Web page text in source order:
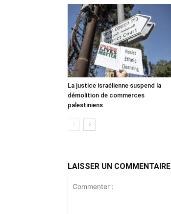
La justice israélienne suspend la
démolition de commerces
palestiniens
LAISSER UN COMMENTAIRE